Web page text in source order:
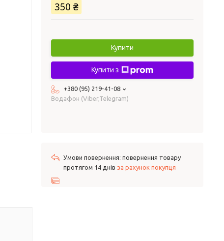
350 ₴
Купити
Купити з
+380 (95) 219-41-08
Водафон (Viber,Telegram)
повернення товару
протягом 14 днів за рахунок покупця